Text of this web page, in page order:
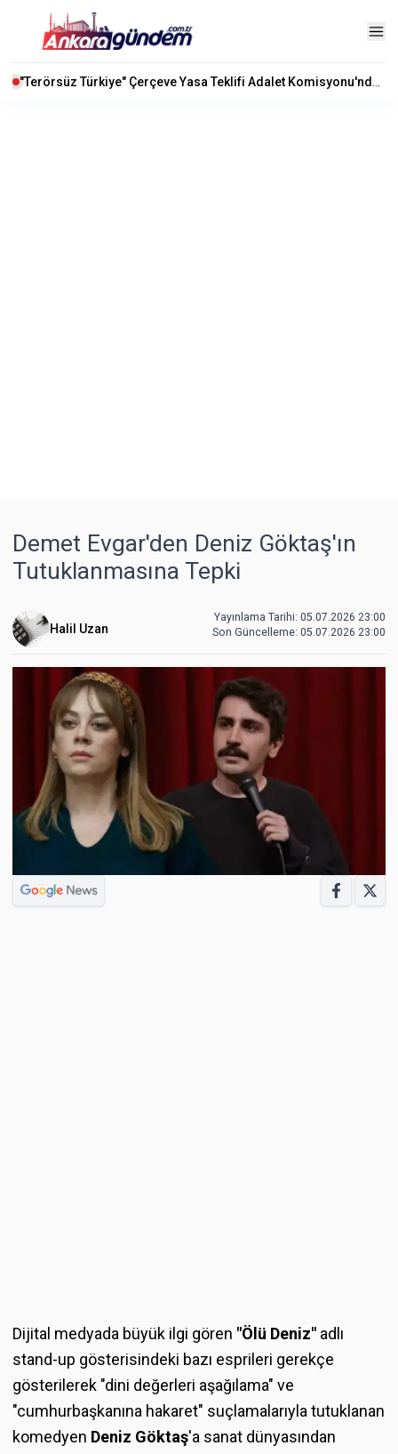
Demet Evgar'den Deniz Göktaş'ın
Tutuklanmasına Tepki
Halil Uzan
Yayınlama Tarihi: 05.07.2026 23:00
Son Güncelleme: 05.07.2026 23:00
Dijital medyada büyük ilgi gören "Ölü Deniz" adlı
stand-up gösterisindeki bazı esprileri gerekçe
gösterilerek "dini değerleri aşağılama" ve
"cumhurbaşkanına hakaret" suçlamalarıyla tutuklanan
komedyen Deniz Göktaş'a sanat dünyasından